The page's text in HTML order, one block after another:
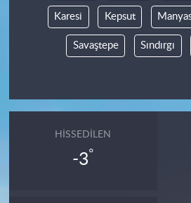
Karesi Kepsut
Savaştepe Sındırgı
HISSEDILEN
-3°